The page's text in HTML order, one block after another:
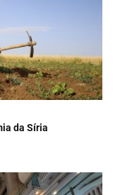
da Síria